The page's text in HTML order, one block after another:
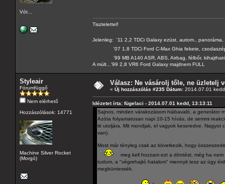
Vót...
Tisztelettel!
Jelenleg: '11 2,2 TDCi Galaxy ezüst, autom.,
'07 1,8 TDCi Ford C-Max Ghia fekete,
'99 MB A140 ASR, ABS, Airbag, félbőr, kihajtható
A múlt...'99 2,8 VR6 Ford Galaxy majdnem FULL
Styleair
Fórumfüggő
Nem elérhető
Hozzászólások: 14771
Machine Silver Rocket
(Morgó)
Válasz: Ne vásárolj tőle, ne üzletelj
« Új hozzászólás #235 Dátum: 2014.07.01
Idézetet írta: fügelaci - 2014.07.01 kedd, 13:13:11
Sajnos, minden várakozásom hiábavaló, a generátor
Azóta folyamatosan napi 10-15 hívás, de semmi
itt utoljára. Mit mondjak, el vagyok keseredve. Nagyot
van).
Most már tényleg csak az következik, hogy
meg kell hozzam ezt a döntést, még ha
tudom, a "végrehajtó hatalom" mennyit tesz az ügy
megbüntessék.